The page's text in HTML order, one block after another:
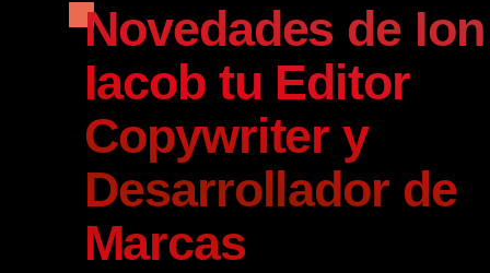
Novedades de Ion
Iacob tu Editor
Copywriter y
Desarrollador de
Marcas